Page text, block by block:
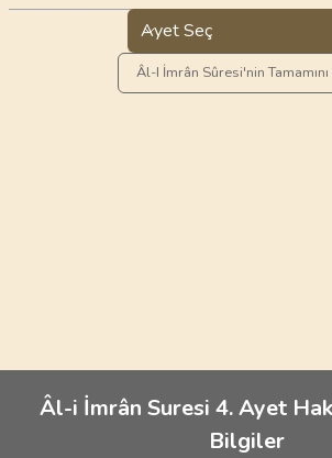
Ayet Seç
Âl-I İmrân Sûresi'nin Tamamını
Âl-i İmrân Suresi 4. Ayet
Bilgiler